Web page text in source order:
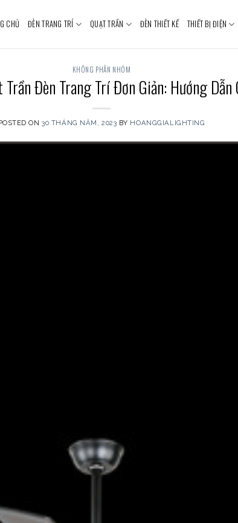
CHỦ ĐÈN TRANG TRÍ QUẠT TRẦN ĐÈN THIẾT KẾ THIẾT BỊ ĐIỆN
KHÔNG PHÂN NHÓM
Trần Đèn Trang Trí Đơn Giản: Hướng
ON30 THÁNG NĂM, 2023 BY HOANGGIALIGHTING